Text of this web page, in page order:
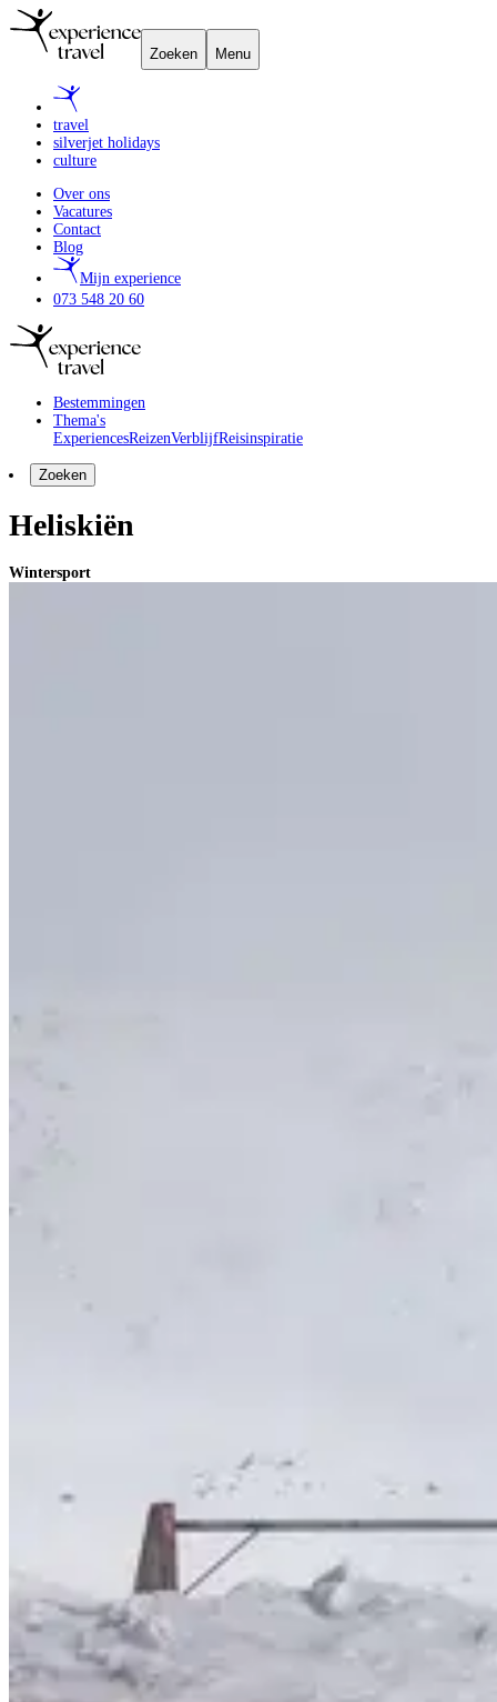
Zoeken Menu
travel
silverjet holidays
culture
Over ons
Vacatures
Contact
Blog
Mijn experience
073 548 20 60
Bestemmingen
Thema's
ExperiencesReizenVerblijfReisinspiratie
Zoeken
Heliskiën
Wintersport